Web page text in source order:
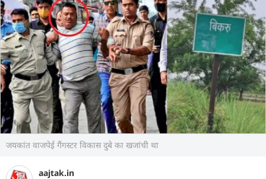
जयकांत वाजपेई गैंगस्टर विकास दुबे का खजांची था
aajtak.in